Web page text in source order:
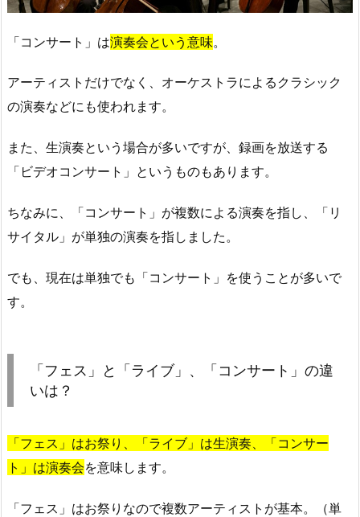
「コンサート」は演奏会という意味。
アーティストだけでなく、オーケストラによるクラシック
の演奏などにも使われます。
また、生演奏という場合が多いですが、録画を放送する
「ビデオコンサート」というものもあります。
ちなみに、「コンサート」が複数による演奏を指し、「リ
サイタル」が単独の演奏を指しました。
でも、現在は単独でも「コンサート」を使うことが多いで
す。
「フェス」と「ライブ」、「コンサート」の違
いは？
「フェス」はお祭り、「ライブ」は生演奏、「コンサー
ト」は演奏会を意味します。
「フェス」はお祭りなので複数アーティストが基本。（単